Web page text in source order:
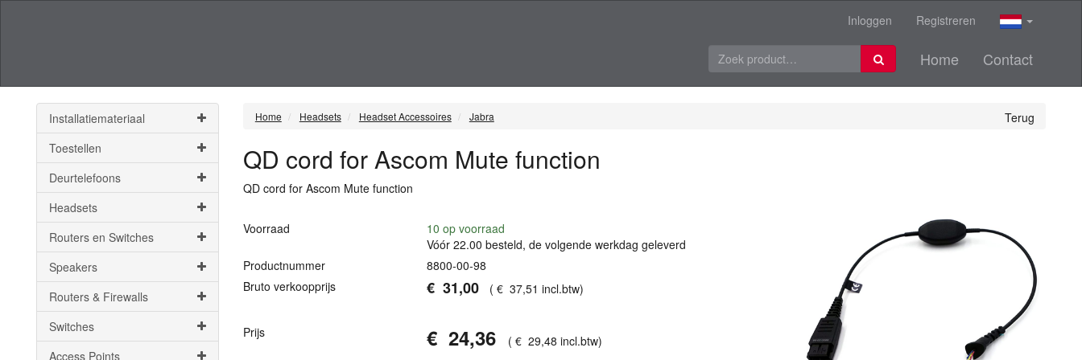
Inloggen Registreren
Home Contact
Installatiemateriaal
Toestellen
Deurtelefoons
Headsets
Routers en Switches
Speakers
Routers & Firewalls
Switches
Access Points
Terug
Home Headsets Headset Accessoires Jabra
QD cord for Ascom Mute function
QD cord for Ascom Mute function
Voorraad 10op voorraad
Vóór 22.00 besteld, de volgende werkdag geleverd
Productnummer
8800-00-98
Bruto verkoopprijs
€ 31,00 (€ 37,51 incl.btw)
Prijs € 24,36 (€ 29,48 incl.btw)